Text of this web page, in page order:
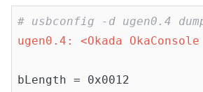
# usbconfig -d ugen0.4
ugen0.4: <Okada
bLength = 0x0012